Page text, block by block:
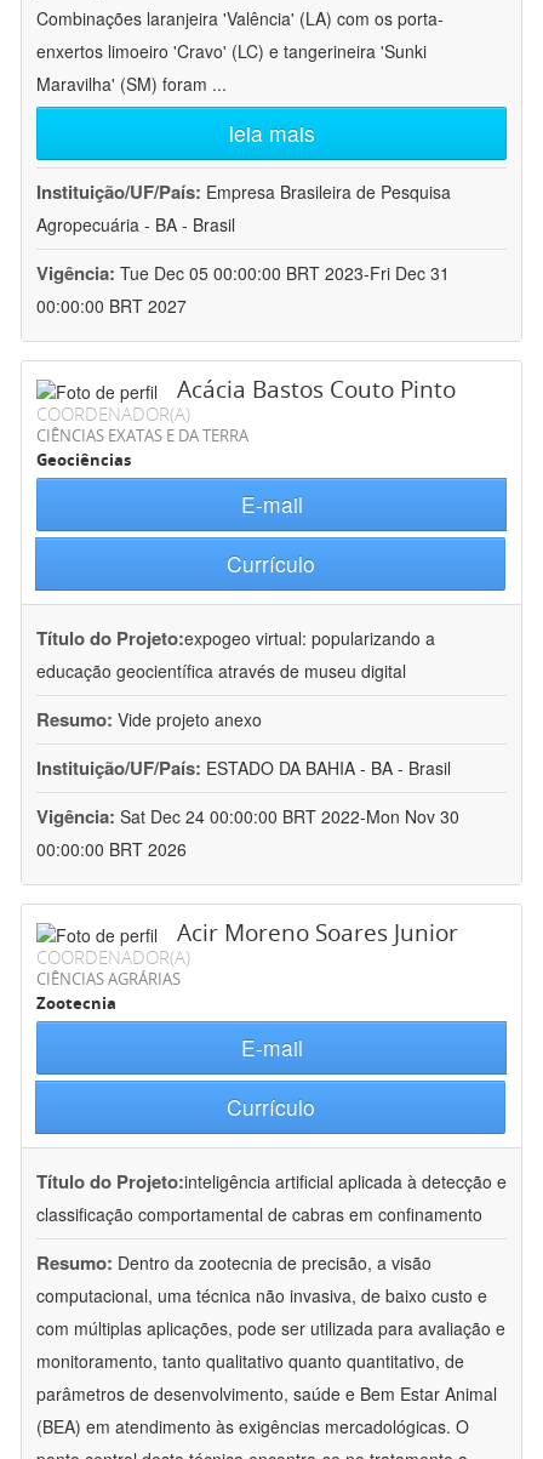
Combinações laranjeira 'Valência' (LA) com os porta-
enxertos limoeiro 'Cravo' (LC) e tangerineira 'Sunki
Maravilha' (SM) foram ...
leia mais
Instituição/UF/País: Empresa Brasileira de Pesquisa
Agropecuária - BA - Brasil
Vigência: Tue Dec 05 00:00:00 BRT 2023-Fri Dec 31
00:00:00 BRT 2027
Acácia Bastos Couto Pinto
COORDENADOR(A)
CIÊNCIAS EXATAS E DA TERRA
Geociências
E-mail
Currículo
Título do Projeto:expogeo virtual: popularizando a
educação geocientífica através de museu digital
Resumo: Vide projeto anexo
Instituição/UF/País: ESTADO DA BAHIA - BA - Brasil
Vigência: Sat Dec 24 00:00:00 BRT 2022-Mon Nov 30
00:00:00 BRT 2026
Acir Moreno Soares Junior
COORDENADOR(A)
CIÊNCIAS AGRÁRIAS
Zootecnia
E-mail
Currículo
Título do Projeto:inteligência artificial aplicada à detecção e
classificação comportamental de cabras em confinamento
Resumo: Dentro da zootecnia de precisão, a visão
computacional, uma técnica não invasiva, de baixo custo e
com múltiplas aplicações, pode ser utilizada para avaliação e
monitoramento, tanto qualitativo quanto quantitativo, de
parâmetros de desenvolvimento, saúde e Bem Estar Animal
(BEA) em atendimento às exigências mercadológicas. O